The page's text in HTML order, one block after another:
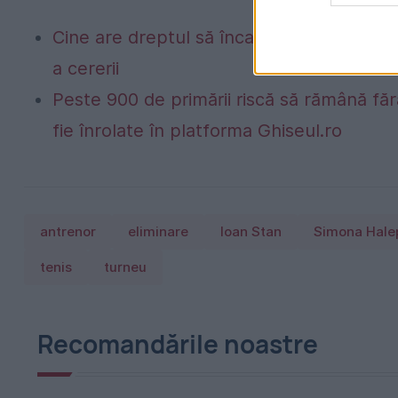
Cine are dreptul să încaseze ultima
a cererii
Peste 900 de primării riscă să rămână
fie înrolate în platforma Ghiseul.ro
antrenor eliminare Ioan Stan Simona
tenis turneu
Recomandările noastre